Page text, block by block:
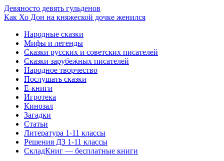
Девяносто девять гульденов
Как Хо Дон на княжеской дочке женился
Народные сказки
Мифы и легенды
Сказки русских и советских писателей
Сказки зарубежных писателей
Народное творчество
Послушать сказки
Е-книги
Игротека
Кинозал
Загадки
Статьи
Литература 1-11 классы
Решения ДЗ 1-11 классы
СкладКниг — бесплатные книги